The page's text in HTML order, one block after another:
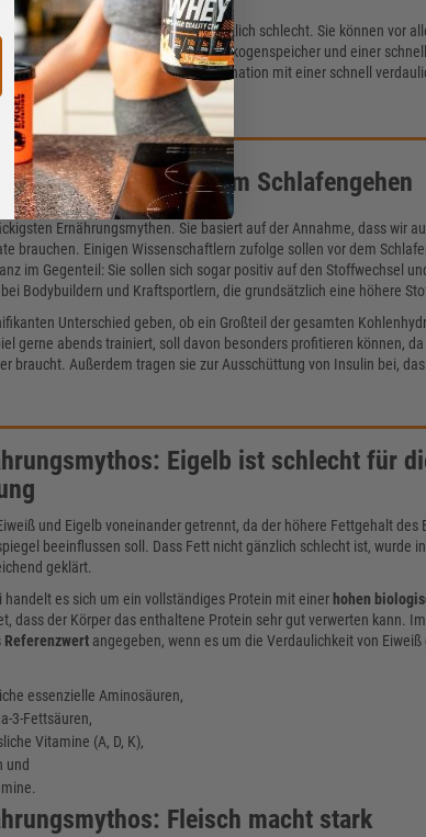
Kohlenhydrate sind nicht gänzlich schlecht. Sie können vor
einer raschen Aufladung der Muskelglykogenspeicher und einer
beitragen – beispielsweise in Kombination mit einer schnell
wie zum BeispielWhey Protein."
Kohlenhydrate vor dem Schlafengehen
Ernährungsmythen. Sie basiert auf der Annahme, dass wir
brauchen. Einigen Wissenschaftlern zufolge sollen vor dem
im Gegenteil: Sie sollen sich sogar positiv auf den Stoffwechsel
Bodybuildern und Kraftsportlern, die grundsätzlich eine höhere
Unterschied geben, ob ein Großteil der gesamten
gerne abends trainiert, soll davon besonders profitieren können,
braucht. Außerdem tragen sie zur Ausschüttung von Insulin bei,
Eigelb ist schlecht für
und Eigelb voneinander getrennt, da der höhere Fettgehalt des
beeinflussen soll. Dass Fett nicht gänzlich schlecht ist, wurde
geklärt.
handelt es sich um ein vollständiges Protein mit einer hohen
dass der Körper das enthaltene Protein sehr gut verwerten kann.
Referenzwert angegeben, wenn es um die Verdaulichkeit von Eiweiß
essenzielle Aminosäuren,
3-Fettsäuren,
Vitamine (A, D, K),
und
Fleisch macht stark